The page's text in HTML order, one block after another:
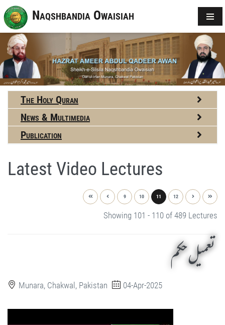
Naqshbandia Owaisiah
The Holy Quran
News & Multimedia
Publication
Latest Video Lectures
9 10 11 12
Showing 101 - 110 of 489 Lectures
تعمیل حکم
Munara, Chakwal, Pakistan 04-Apr-2025